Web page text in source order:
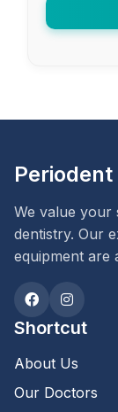
Periodent
We value your
dentistry. Our
equipment are
Shortcut
About Us
Our Doctors